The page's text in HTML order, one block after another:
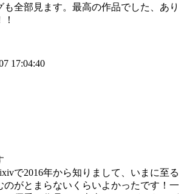
全部見ます。最高の作品でした、あり
17:04:40
で2016年から知りまして、いまに至る
のがとまらないくらいよかったです！一